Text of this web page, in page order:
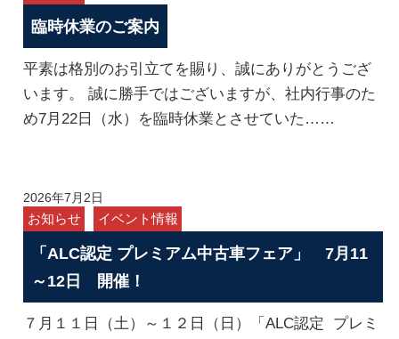
臨時休業のご案内
平素は格別のお引立てを賜り、誠にありがとうござ
います。 誠に勝手ではございますが、社内行事のた
め7月22日（水）を臨時休業とさせていた……
2026年7月2日
お知らせ
イベント情報
「ALC認定 プレミアム中古車フェア」 7月11
～12日 開催！
７月１１日（土）～１２日（日）「ALC認定 プレミ